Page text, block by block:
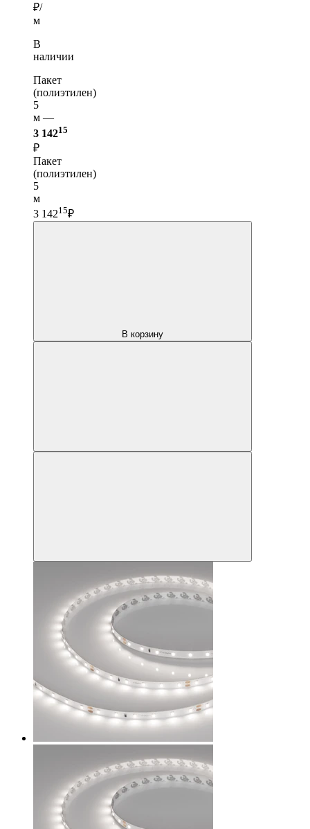
₽/
м
В
наличии
Пакет
(полиэтилен)
5
м —
3 14215
₽
Пакет
(полиэтилен)
5
м
3 14215₽
В корзину